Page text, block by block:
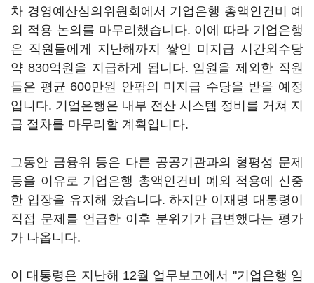
차 경영예산심의위원회에서 기업은행 총액인건비 예
외 적용 논의를 마무리했습니다. 이에 따라 기업은행
은 직원들에게 지난해까지 쌓인 미지급 시간외수당
약 830억원을 지급하게 됩니다. 임원을 제외한 직원
들은 평균 600만원 안팎의 미지급 수당을 받을 예정
입니다. 기업은행은 내부 전산 시스템 정비를 거쳐 지
급 절차를 마무리할 계획입니다.
그동안 금융위 등은 다른 공공기관과의 형평성 문제
등을 이유로 기업은행 총액인건비 예외 적용에 신중
한 입장을 유지해 왔습니다. 하지만 이재명 대통령이
직접 문제를 언급한 이후 분위기가 급변했다는 평가
가 나옵니다.
이 대통령은 지난해 12월 업무보고에서 "기업은행 임